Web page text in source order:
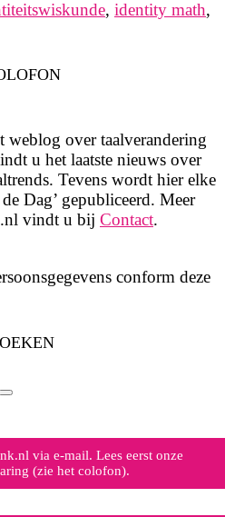
, identity math,
weblog over taalverandering
u het laatste nieuws over
Tevens wordt hier elke
Dag’ gepubliceerd. Meer
vindt u bij Contact.
conform deze
via e-mail. Lees eerst onze
(zie het colofon).